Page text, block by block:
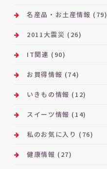
名産品・お土産情報 (79)
2011大震災 (26)
IT関連 (90)
お買得情報 (74)
いきもの情報 (12)
スイーツ情報 (14)
私のお気に入り (76)
健康情報 (27)